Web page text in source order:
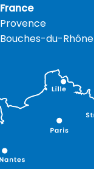
France
Provence
Bouches-du-Rhône